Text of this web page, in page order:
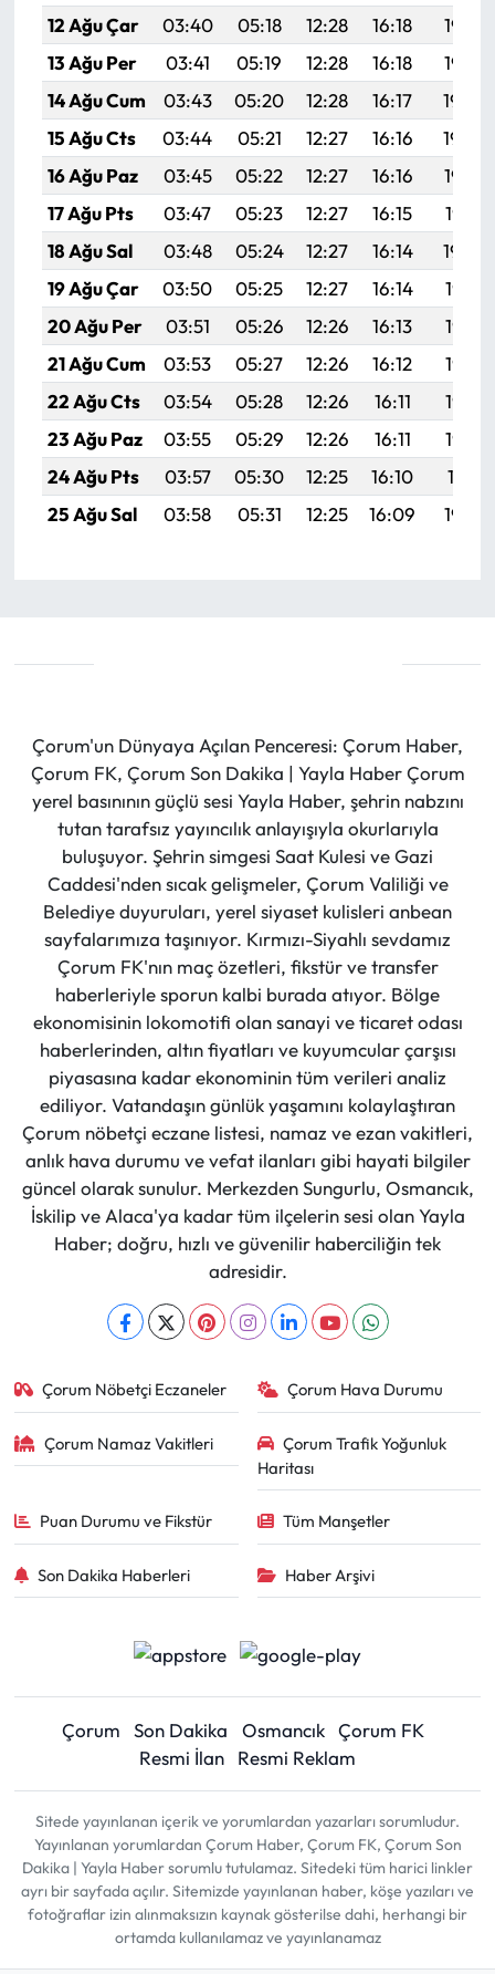
12 Ağu Çar
03:40 05:18 12:28 16:18
19:28
13 Ağu Per
03:41 05:19 12:28 16:18
19:27
14 Ağu Cum
03:43 05:20 12:28 16:17
19:26
15 Ağu Cts
03:44 05:21 12:27 16:16
19:24
16 Ağu Paz
03:45 05:22 12:27 16:16
19:23
17 Ağu Pts
03:47 05:23 12:27 16:15
19:21
18 Ağu Sal
03:48 05:24 12:27 16:14
19:20
19 Ağu Çar
03:50 05:25 12:27 16:14
19:18
20 Ağu Per
03:51 05:26 12:26 16:13
19:17
21 Ağu Cum
03:53 05:27 12:26 16:12
19:16
22 Ağu Cts
03:54 05:28 12:26 16:11
19:14
23 Ağu Paz
03:55 05:29 12:26 16:11
19:13
24 Ağu Pts
03:57 05:30 12:25 16:10
19:11
25 Ağu Sal
03:58 05:31 12:25 16:09 19:10
Çorum'un Dünyaya Açılan Penceresi: Çorum Haber,
Çorum FK, Çorum Son Dakika | Yayla Haber Çorum
yerel basınının güçlü sesi Yayla Haber, şehrin nabzını
tutan tarafsız yayıncılık anlayışıyla okurlarıyla
buluşuyor. Şehrin simgesi Saat Kulesi ve Gazi
Caddesi'nden sıcak gelişmeler, Çorum Valiliği ve
Belediye duyuruları, yerel siyaset kulisleri anbean
sayfalarımıza taşınıyor. Kırmızı-Siyahlı sevdamız
Çorum FK'nın maç özetleri, fikstür ve transfer
haberleriyle sporun kalbi burada atıyor. Bölge
ekonomisinin lokomotifi olan sanayi ve ticaret odası
haberlerinden, altın fiyatları ve kuyumcular çarşısı
piyasasına kadar ekonominin tüm verileri analiz
ediliyor. Vatandaşın günlük yaşamını kolaylaştıran
Çorum nöbetçi eczane listesi, namaz ve ezan vakitleri,
anlık hava durumu ve vefat ilanları gibi hayati bilgiler
güncel olarak sunulur. Merkezden Sungurlu, Osmancık,
İskilip ve Alaca'ya kadar tüm ilçelerin sesi olan Yayla
Haber; doğru, hızlı ve güvenilir haberciliğin tek
adresidir.
Çorum Nöbetçi Eczaneler Çorum Hava Durumu
Çorum Namaz Vakitleri
Çorum Trafik Yoğunluk
Haritası
Puan Durumu ve Fikstür Tüm Manşetler
Son Dakika Haberleri Haber Arşivi
Çorum Son Dakika Osmancık Çorum FK
Resmi İlan
Resmi Reklam
Sitede yayınlanan içerik ve yorumlardan yazarları sorumludur.
Yayınlanan yorumlardan Çorum Haber, Çorum FK, Çorum Son
Dakika | Yayla Haber sorumlu tutulamaz. Sitedeki tüm harici linkler
ayrı bir sayfada açılır. Sitemizde yayınlanan haber, köşe yazıları ve
fotoğraflar izin alınmaksızın kaynak gösterilse dahi, herhangi bir
ortamda kullanılamaz ve yayınlanamaz